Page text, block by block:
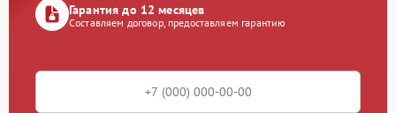
Гарантия до 12 месяцев
Составляем договор, предоставляем гарантию